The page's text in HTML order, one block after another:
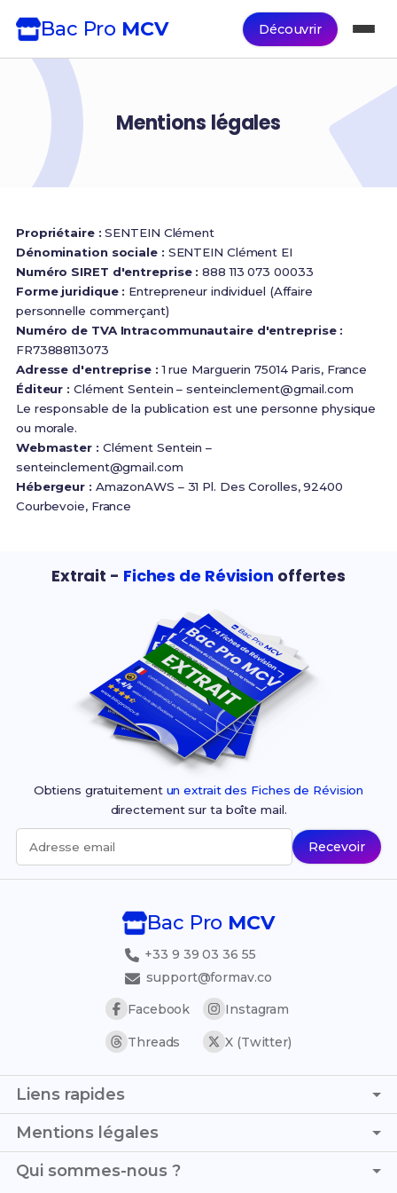
Bac Pro MCV Découvrir
Mentions légales
Propriétaire :SENTEIN Clément
Dénomination sociale : SENTEIN Clément EI
Numéro SIRET d'entreprise :888 113 073 00033
Forme juridique : Entrepreneur individuel (Affaire
personnelle commerçant)
Numéro de TVA Intracommunautaire d'entreprise :
FR73888113073
Adresse d'entreprise :1 rue Marguerin 75014 Paris, France
Éditeur : Clément Sentein –senteinclement@gmail.com
Le responsable de la publication est une personne physique
ou morale.
Webmaster : Clément Sentein –
senteinclement@gmail.com
Hébergeur : AmazonAWS – 31 Pl. Des Corolles, 92400
Courbevoie, France
Extrait - Fiches de Révision offertes
Obtiens gratuitement un extrait des Fiches de Révision
directement sur ta boîte mail.
Adresse email Recevoir
Bac Pro MCV
+33 9 39 03 36 55
support@formav.co
Facebook
Instagram
Threads X (Twitter)
Liens rapides
Page d'accueil
Simulateur de notes
Trouver son stage
Mentions légales
C.G.V. - C.G.U.
Qui sommes-nous ?